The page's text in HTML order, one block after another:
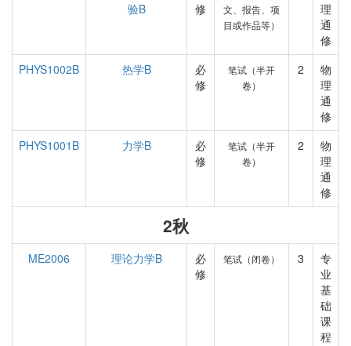
验B
修
文、报告、项
目或作品等）
理
通
修
PHYS1002B
热学B
必
修
笔试（半开
卷）
2
物
理
通
修
PHYS1001B
力学B
必
修
笔试（半开
卷）
2
物
理
通
修
2秋
ME2006 理论力学B
必
修
笔试（闭卷） 3
专
业
基
础
课
程